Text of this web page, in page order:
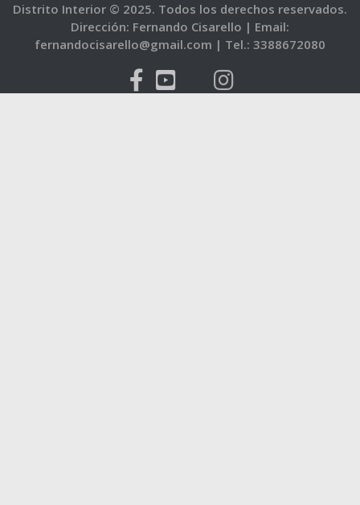
Distrito Interior © 2025. Todos los derechos reservados.
Dirección: Fernando Cisarello | Email:
fernandocisarello@gmail.com | Tel.: 3388672080